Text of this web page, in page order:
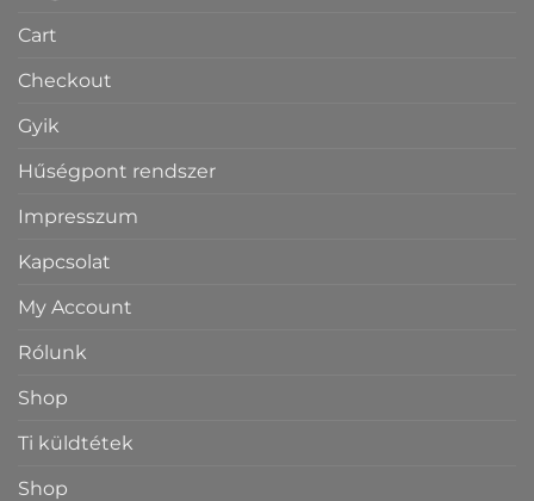
Cart
Checkout
Gyik
Hűségpont rendszer
Impresszum
Kapcsolat
My Account
Rólunk
Shop
Ti küldtétek
Shop